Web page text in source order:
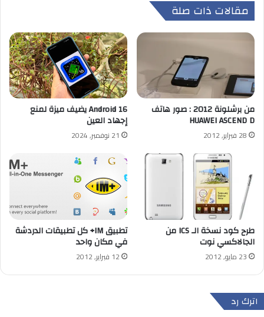
مقالات ذات صلة
من برشلونة 2012 : صور هاتف
HUAWEI ASCEND D
28 فبراير, 2012
Android 16 يضيف ميزة لمنع
إجهاد العين
21 نوفمبر, 2024
طرح كود نسخة الـ ICS من
الجالاكسي نوت
23 مايو, 2012
تطبيق IM+ كل تطبيقات الدردشة
في مكان واحد
12 فبراير, 2012
اترك رد